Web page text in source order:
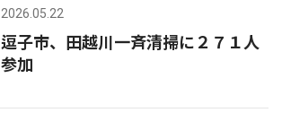
2026.05.22
逗子市、田越川一斉清掃に２７１人
参加